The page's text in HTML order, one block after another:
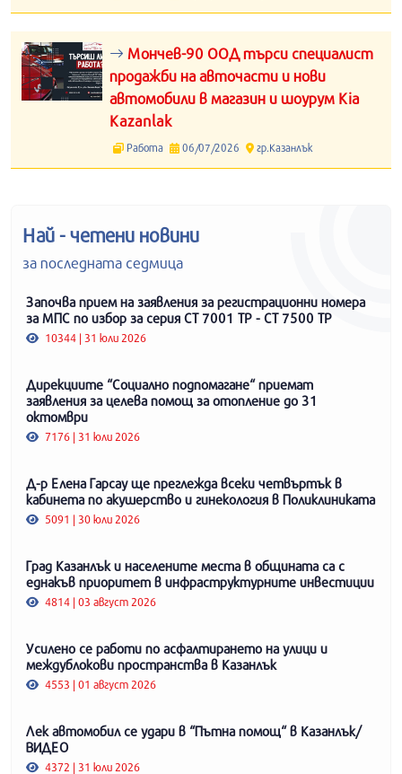
Мончев-90 ООД търси специалист
продажби на авточасти и нови
автомобили в магазин и шоурум Kia
Kazanlak
Работа 06/07/2026 гр.Казанлък
Най - четени новини
за последната седмица
Започва прием на заявления за регистрационни номера
за МПС по избор за серия СТ 7001 ТР - СТ 7500 ТР
10344 | 31 юли 2026
Дирекциите “Социално подпомагане“ приемат
заявления за целева помощ за отопление до 31
октомври
7176 | 31 юли 2026
Д-р Елена Гарсау ще преглежда всеки четвъртък в
кабинета по акушерство и гинекология в Поликлиниката
5091 | 30 юли 2026
Град Казанлък и населените места в общината са с
еднакъв приоритет в инфраструктурните инвестиции
4814 | 03 август 2026
Усилено се работи по асфалтирането на улици и
междублокови пространства в Казанлък
4553 | 01 август 2026
Лек автомобил се удари в “Пътна помощ“ в Казанлък/
ВИДЕО
4372 | 31 юли 2026